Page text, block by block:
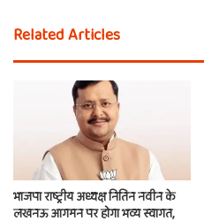
Related Articles
भाजपा राष्ट्रीय अध्यक्ष नितिन नवीन के
लखनऊ आगमन पर होगा भव्य स्वागत,